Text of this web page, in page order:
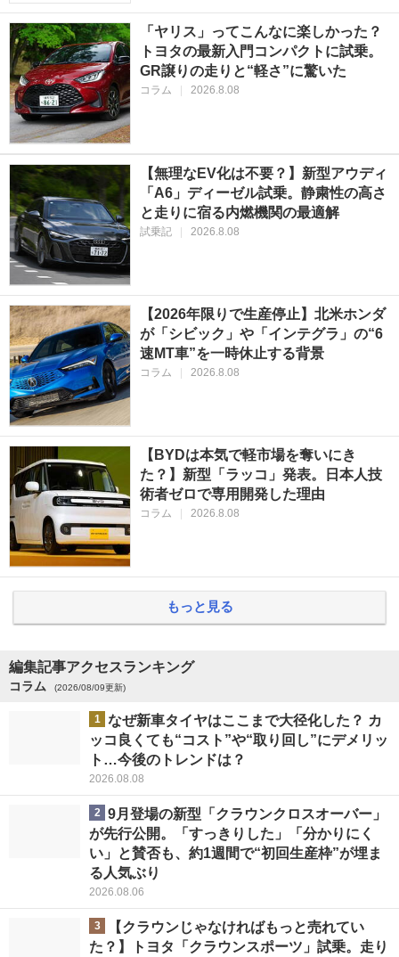
「ヤリス」ってこんなに楽しかった？
トヨタの最新入門コンパクトに試乗。
GR譲りの走りと“軽さ”に驚いた
コラム | 2026.8.08
【無理なEV化は不要？】新型アウディ
「A6」ディーゼル試乗。静粛性の高さ
と走りに宿る内燃機関の最適解
試乗記 | 2026.8.08
【2026年限りで生産停止】北米ホンダ
が「シビック」や「インテグラ」の“6
速MT車”を一時休止する背景
コラム | 2026.8.08
【BYDは本気で軽市場を奪いにき
た？】新型「ラッコ」発表。日本人技
術者ゼロで専用開発した理由
コラム | 2026.8.08
もっと見る
編集記事アクセスランキング
コラム (2026/08/09更新)
1
なぜ新車タイヤはここまで大径化した？ カ
ッコ良くても“コスト”や“取り回し”にデメリッ
ト…今後のトレンドは？
2026.08.08
2
9月登場の新型「クラウンクロスオーバー」
が先行公開。「すっきりした」「分かりにく
い」と賛否も、約1週間で“初回生産枠”が埋ま
る人気ぶり
2026.08.06
3
【クラウンじゃなければもっと売れてい
た？】トヨタ「クラウンスポーツ」試乗。走り